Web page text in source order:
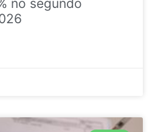
no segundo